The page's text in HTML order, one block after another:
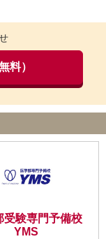
、たくさんの生徒
除が行き届いてい
ばこそのこの値段
すい料金設定で迷
して先生のお人柄
料）
受験専門予備校
YMS